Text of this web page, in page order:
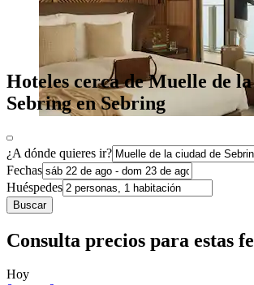
Hoteles cerca de Muelle de
Sebring en Sebring
¿A dónde quieres ir?
Fechas
Huéspedes
Buscar
Consulta precios para estas
Hoy